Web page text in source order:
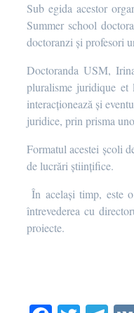
Sub egida acestor
Summer school
doctoranzi și profesori
Doctoranda USM,
pluralisme juridique
interacționează și
juridice, prin prisma
Formatul acestei școli
de lucrări științifice.
În același timp, este
întrevederea cu
proiecte.